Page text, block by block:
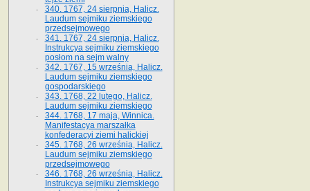
340. 1767, 24 sierpnia, Halicz.
Laudum sejmiku ziemskiego
przedsejmowego
341. 1767, 24 sierpnia, Halicz.
Instrukcya sejmiku ziemskiego
posłom na sejm walny
342. 1767, 15 września, Halicz.
Laudum sejmiku ziemskiego
gospodarskiego
343. 1768, 22 lutego, Halicz.
Laudum sejmiku ziemskiego
344. 1768, 17 maja, Winnica.
Manifestacya marszałka
konfederacyi ziemi halickiej
345. 1768, 26 września, Halicz.
Laudum sejmiku ziemskiego
przedsejmowego
346. 1768, 26 września, Halicz.
Instrukcya sejmiku ziemskiego